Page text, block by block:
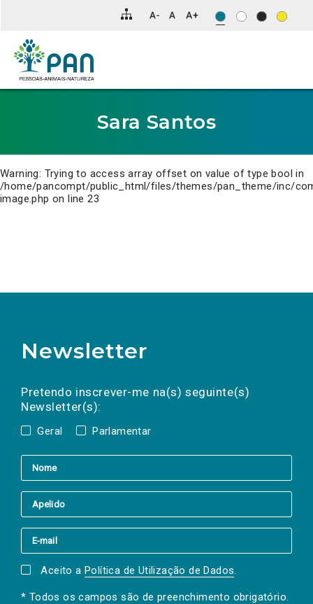
para
conteúdo
principal
da
Sara Santos
Warning: Trying to access array offset on value of type bool in
/home/pancompt/public_html/files/themes/pan_theme/inc/
image.php on line23
Newsletter
Pretendo inscrever-me na(s) seguinte(s)
Newsletter(s):
Geral Parlamentar
a(s) newsletter(s).
mail
Aceito a Política de Utilização de Dados.
* Todos os campos são de preenchimento obrigatório.